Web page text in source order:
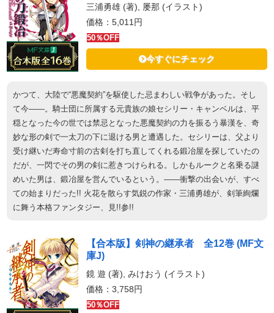
三浦勇雄 (著), 屡那 (イラスト)
価格：5,011円
50％OFF
今すぐにチェック
かつて、大陸で“悪魔契約”を駆使した忌まわしい戦争があった。そし
て今――。騎士団に所属する元貴族の娘セシリー・キャンベルは、平
穏となった今の世では禁忌となった悪魔契約の力を振るう暴漢を、奇
妙な形の剣で一太刀の下に退ける男と遭遇した。セシリーは、父より
受け継いだ寿命寸前の古剣を打ち直してくれる鍛冶屋を探していたの
だが、一閃でその男の剣に惹きつけられる。しかもルークと名乗る謎
めいた男は、鍛冶屋を営んでいるという。――衝撃の出会いが、すべ
ての始まりだった!! 火花を散らす気鋭の作家・三浦勇雄が、剣筆絢爛
に舞う本格ファンタジー、見!!参!!
【合本版】剣神の継承者 全12巻 (MF文
庫J)
鏡 遊 (著), みけおう (イラスト)
価格：3,758円
50％OFF